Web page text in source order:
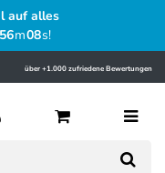
auf alles
56m08s!
über +1.000 zufriedene Bewertungen